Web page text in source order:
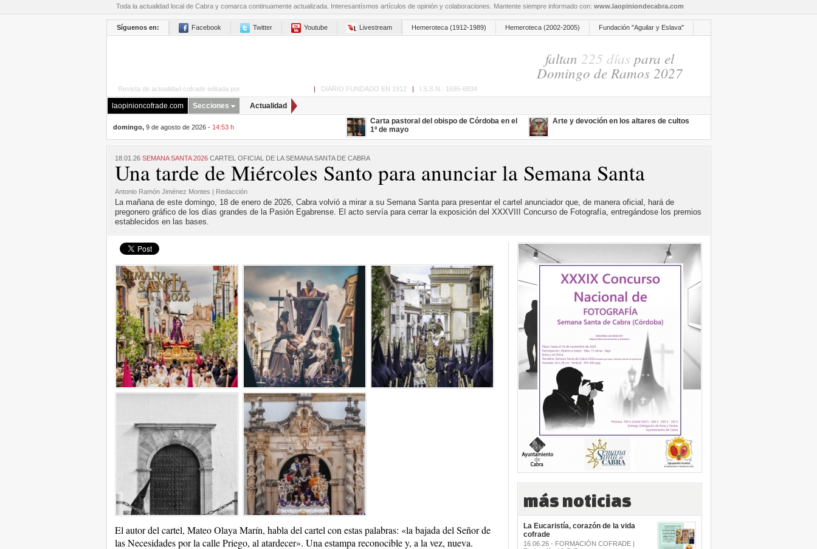
Toda la actualidad local de Cabra y comarca continuamente actualizada. Interesantísmos artículos de opinión y colaboraciones. Mantente siempre informado con: www.laopiniondecabra.com
Síguenos en: Facebook Twitter Youtube Livestream Hemeroteca (1912-1989) Hemeroteca (2002-2005) Fundación "Aguilar y Eslava"
faltan 225 días para el
Domingo de Ramos 2027
Revista de actualidad cofrade editada por | DIARIO FUNDADO EN 1912 | I.S.S.N.: 1695-6834
laopinioncofrade.com Secciones Actualidad
domingo,9 de agosto de 2026 - 14:53 h
Carta pastoral del obispo de Córdoba en el
1º de mayo
Arte y devoción en los altares de cultos
18.01.26 SEMANA SANTA 2026CARTEL OFICIAL DE LA SEMANA SANTA DE CABRA
Una tarde de Miércoles Santo para anunciar la Semana Santa
Antonio Ramón Jiménez Montes | Redacción
La mañana de este domingo, 18 de enero de 2026, Cabra volvió a mirar a su Semana Santa para presentar el cartel anunciador que, de manera oficial, hará de
pregonero gráfico de los días grandes de la Pasión Egabrense. El acto servía para cerrar la exposición del XXXVIII Concurso de Fotografía, entregándose los premios
establecidos en las bases.
El autor del cartel, Mateo Olaya Marín, habla del cartel con estas palabras: «la bajada del Señor de
las Necesidades por la calle Priego, al atardecer». Una estampa reconocible y, a la vez, nueva.
más noticias
La Eucaristía, corazón de la vida
cofrade
16.06.26 - FORMACIÓN COFRADE |